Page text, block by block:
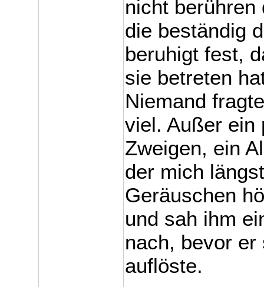
nicht
die beständig
beruhigt fest,
sie betreten
Niemand
viel. Außer ein
Zweigen, ein
der mich
Geräuschen
und sah ihm
nach, bevor
auflöste.